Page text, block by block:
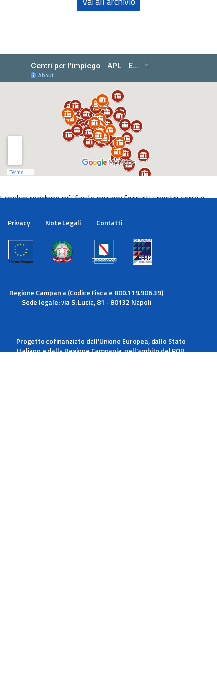
Privacy Note Legali Contatti
Regione Campania (Codice Fiscale 800.119.906.39)
Sede legale: via S. Lucia, 81 - 80132 Napoli
Progetto cofinanziato dall'Unione Europea, dallo Stato
Italiano e dalla Regione Campania, nell'ambito del POR
I cookie rendono più facile per noi fornirti i nostri servizi.
cookie.
Maggiori informazioni